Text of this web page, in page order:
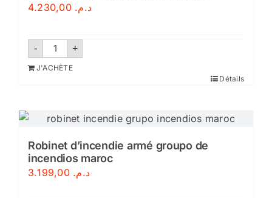
د.م. 4.230,00
- quantité
Robinet
d'incendie
+
J'ACHÈTE
Détails
Robinet d’incendie armé groupo de
incendios maroc
د.م. 3.199,00